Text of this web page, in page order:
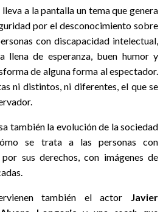
a la pantalla un tema que genera
por el desconocimiento sobre
con discapacidad intelectual,
llena de esperanza, buen humor y
de alguna forma al espectador.
ni distintos, ni diferentes, el que se
también la evolución de la sociedad
se trata a las personas con
sus derechos, con imágenes de
también el actor Javier